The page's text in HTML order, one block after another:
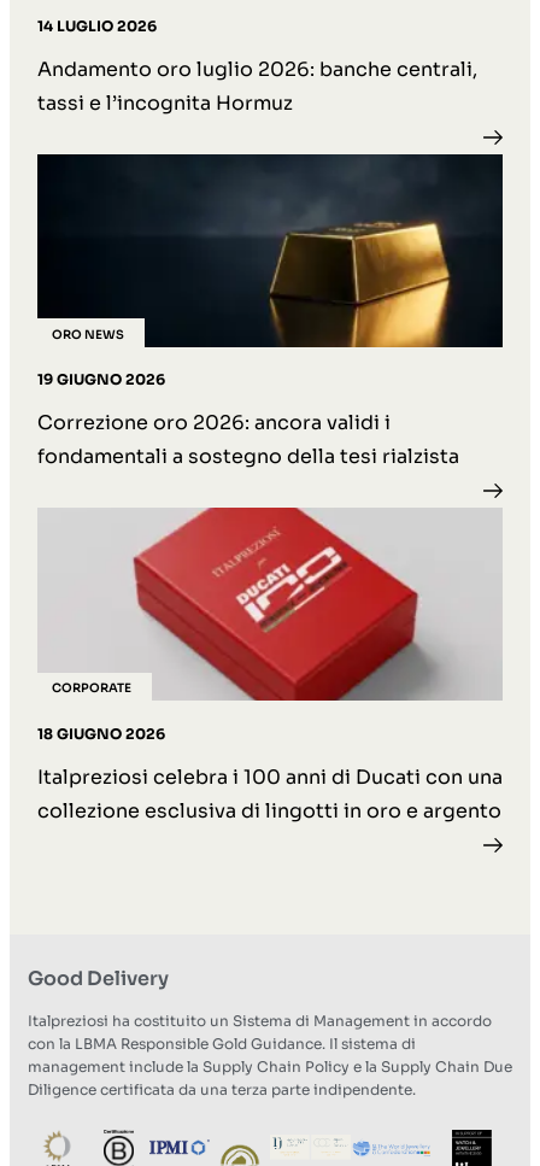
14 LUGLIO 2026
Andamento oro luglio 2026: banche centrali,
tassi e l’incognita Hormuz
ORO NEWS
19 GIUGNO 2026
Correzione oro 2026: ancora validi i
fondamentali a sostegno della tesi rialzista
CORPORATE
18 GIUGNO 2026
Italpreziosi celebra i 100 anni di Ducati con una
collezione esclusiva di lingotti in oro e argento
Good Delivery
Italpreziosi ha costituito un Sistema di Management in accordo
con la LBMA Responsible Gold Guidance. Il sistema di
management include la Supply Chain Policy e la Supply Chain Due
Diligence certificata da una terza parte indipendente.